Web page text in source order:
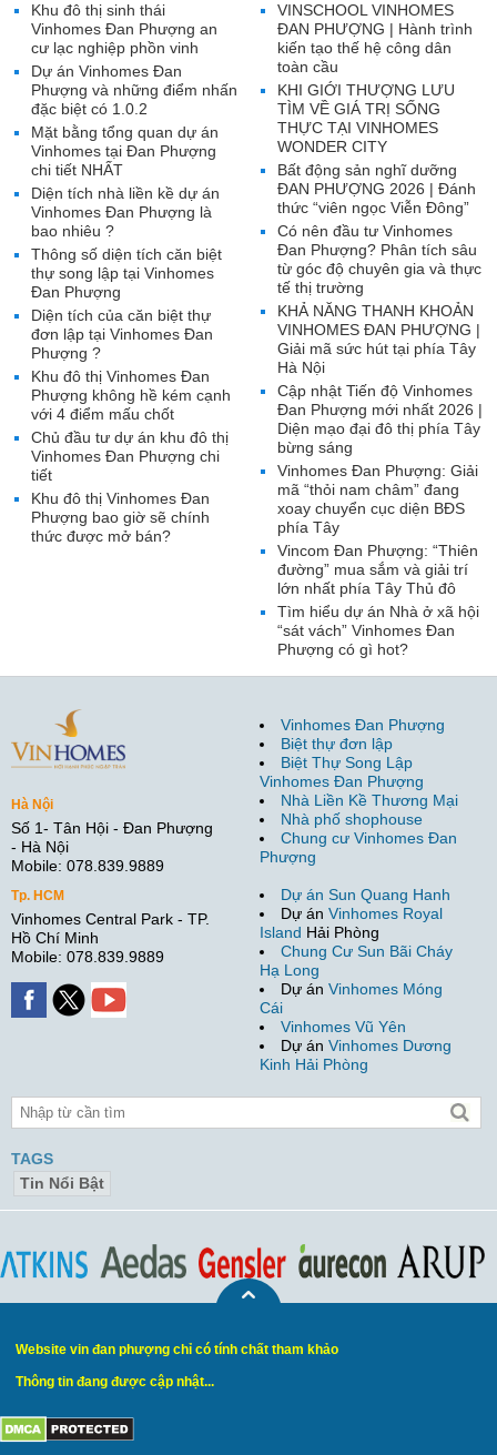
VINSCHOOL VINHOMES
ĐAN PHƯỢNG | Hành trình
kiến tạo thế hệ công dân
toàn cầu
KHI GIỚI THƯỢNG LƯU
TÌM VỀ GIÁ TRỊ SỐNG
THỰC TẠI VINHOMES
WONDER CITY
Bất động sản nghĩ dưỡng
ĐAN PHƯỢNG 2026 | Đánh
thức “viên ngọc Viễn Đông”
Có nên đầu tư Vinhomes
Đan Phượng? Phân tích sâu
từ góc độ chuyên gia và thực
tế thị trường
KHẢ NĂNG THANH KHOẢN
VINHOMES ĐAN PHƯỢNG |
Giải mã sức hút tại phía Tây
Hà Nội
Cập nhật Tiến độ Vinhomes
Đan Phượng mới nhất 2026 |
Diện mạo đại đô thị phía Tây
bừng sáng
Vinhomes Đan Phượng: Giải
mã “thỏi nam châm” đang
xoay chuyển cục diện BĐS
phía Tây
Vincom Đan Phượng: “Thiên
đường” mua sắm và giải trí
lớn nhất phía Tây Thủ đô
Tìm hiểu dự án Nhà ở xã hội
“sát vách” Vinhomes Đan
Phượng có gì hot?
Khu đô thị sinh thái
Vinhomes Đan Phượng an
cư lạc nghiệp phồn vinh
Dự án Vinhomes Đan
Phượng và những điểm nhấn
đặc biệt có 1.0.2
Mặt bằng tổng quan dự án
Vinhomes tại Đan Phượng
chi tiết NHẤT
Diện tích nhà liền kề dự án
Vinhomes Đan Phượng là
bao nhiêu ?
Thông số diện tích căn biệt
thự song lập tại Vinhomes
Đan Phượng
Diện tích của căn biệt thự
đơn lập tại Vinhomes Đan
Phượng ?
Khu đô thị Vinhomes Đan
Phượng không hề kém cạnh
với 4 điểm mấu chốt
Chủ đầu tư dự án khu đô thị
Vinhomes Đan Phượng chi
tiết
Khu đô thị Vinhomes Đan
Phượng bao giờ sẽ chính
thức được mở bán?
Hà Nội
Số 1- Tân Hội - Đan Phượng
- Hà Nội
Mobile: 078.839.9889
Tp. HCM
Vinhomes Central Park - TP.
Hồ Chí Minh
Mobile: 078.839.9889
Vinhomes Đan Phượng
Biệt thự đơn lập
Biệt Thự Song Lập
Vinhomes Đan Phượng
Nhà Liền Kề Thương Mại
Nhà phố shophouse
Chung cư Vinhomes Đan
Phượng
Dự án Sun Quang Hanh
Dự án Vinhomes Royal
Island Hải Phòng
Chung Cư Sun Bãi Cháy
Hạ Long
Dự án Vinhomes Móng
Cái
Vinhomes Vũ Yên
Dự án Vinhomes Dương
Kinh Hải Phòng
TAGS
Tin Nổi Bật
Website vin đan phượng chỉ có tính chất tham khảo
Thông tin đang được cập nhật...